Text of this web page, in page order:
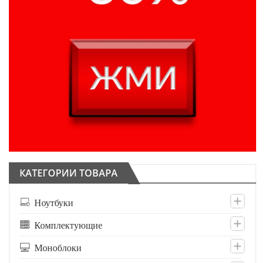
КАТЕГОРИИ ТОВАРА
Ноутбуки
Комплектующие
Моноблоки